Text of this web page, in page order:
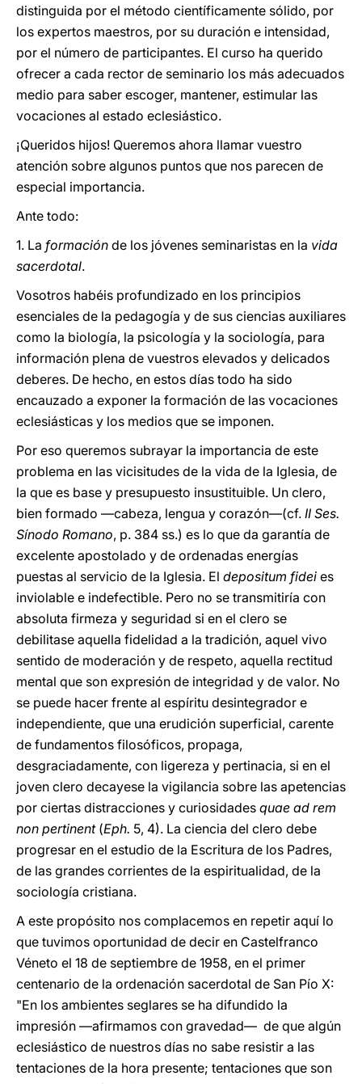
distinguida por el método científicamente sólido, por
los expertos maestros, por su duración e intensidad,
por el número de participantes. El curso ha querido
ofrecer a cada rector de seminario los más adecuados
medio para saber escoger, mantener, estimular las
vocaciones al estado eclesiástico.
¡Queridos hijos! Queremos ahora llamar vuestro
atención sobre algunos puntos que nos parecen de
especial importancia.
Ante todo:
1. La formación de los jóvenes seminaristas en la vida
sacerdotal.
Vosotros habéis profundizado en los principios
esenciales de la pedagogía y de sus ciencias auxiliares
como la biología, la psicología y la sociología, para
información plena de vuestros elevados y delicados
deberes. De hecho, en estos días todo ha sido
encauzado a exponer la formación de las vocaciones
eclesiásticas y los medios que se imponen.
Por eso queremos subrayar la importancia de este
problema en las vicisitudes de la vida de la Iglesia, de
la que es base y presupuesto insustituible. Un clero,
bien formado —cabeza, lengua y corazón—(cf. II Ses.
Sínodo Romano, p. 384 ss.) es lo que da garantía de
excelente apostolado y de ordenadas energías
puestas al servicio de la Iglesia. El depositum fidei es
inviolable e indefectible. Pero no se transmitiría con
absoluta firmeza y seguridad si en el clero se
debilitase aquella fidelidad a la tradición, aquel vivo
sentido de moderación y de respeto, aquella rectitud
mental que son expresión de integridad y de valor. No
se puede hacer frente al espíritu desintegrador e
independiente, que una erudición superficial, carente
de fundamentos filosóficos, propaga,
desgraciadamente, con ligereza y pertinacia, si en el
joven clero decayese la vigilancia sobre las apetencias
por ciertas distracciones y curiosidades quae ad rem
non pertinent(Eph. 5, 4). La ciencia del clero debe
progresar en el estudio de la Escritura de los Padres,
de las grandes corrientes de la espiritualidad, de la
sociología cristiana.
A este propósito nos complacemos en repetir aquí lo
que tuvimos oportunidad de decir en Castelfranco
Véneto el 18 de septiembre de 1958, en el primer
centenario de la ordenación sacerdotal de San Pío X:
"En los ambientes seglares se ha difundido la
impresión —afirmamos con gravedad— de que algún
eclesiástico de nuestros días no sabe resistir a las
tentaciones de la hora presente; tentaciones que son